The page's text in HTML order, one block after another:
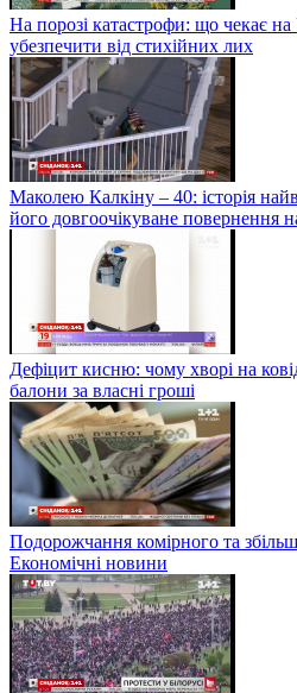
На порозі катастрофи: що чекає
убезпечити від стихійних лих
Маколею Калкіну – 40: історія
його довгоочікуване повернення
Дефіцит кисню: чому хворі на
балони за власні гроші
Подорожчання комірного та
Економічні новини